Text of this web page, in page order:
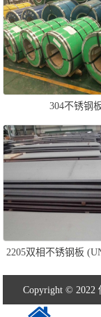
304不锈钢
2205双相不锈钢板
Copyright © 2022